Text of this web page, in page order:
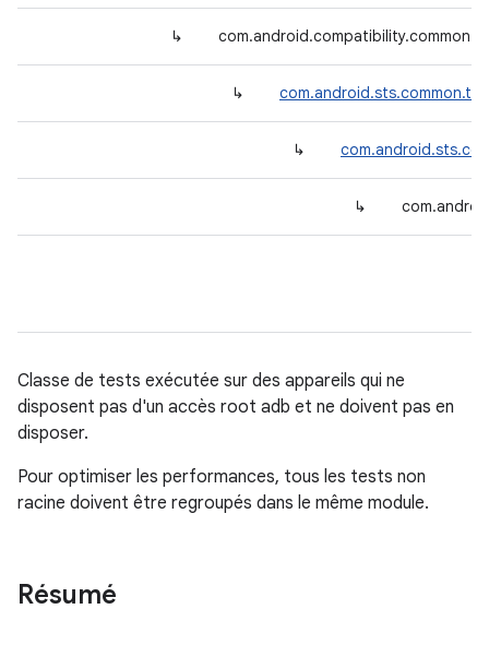
↳
↳
↳
↳
Classe de tests exécutée sur des appareils qui ne
disposent pas d'un accès root adb et ne doivent pas en
disposer.
Pour optimiser les performances, tous les tests non
racine doivent être regroupés dans le même module.
Résumé